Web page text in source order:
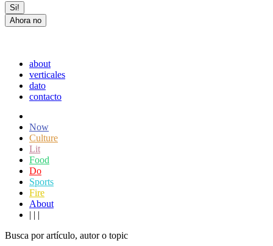
Si!
Ahora no
about
verticales
dato
contacto
Now
Culture
Lit
Food
Do
Sports
Fire
About
| | |
Busca por artículo, autor o topic